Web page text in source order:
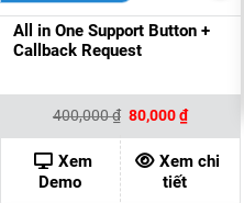
All in One Support Button +
Callback Request
400,000₫ Giá
gốc
là:
400,000 ₫.
80,000₫Giá
hiện
tại
là:
80,000 ₫.
Xem
Demo
Xem chi
tiết